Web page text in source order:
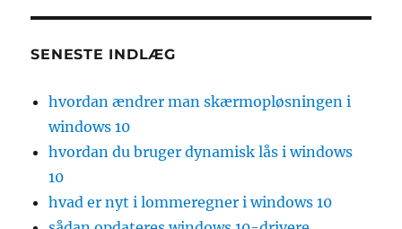
SENESTE INDLÆG
hvordan ændrer man skærmopløsningen i
windows 10
hvordan du bruger dynamisk lås i windows
10
hvad er nyt i lommeregner i windows 10